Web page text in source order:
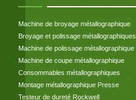
Machine de broyage métallographique
Broyage et polissage métallographiques
Machine de polissage métallographique
Machine de coupe métallographique
Consommables métallographiques
Montage métallographique Presse
Testeur de dureté Rockwell